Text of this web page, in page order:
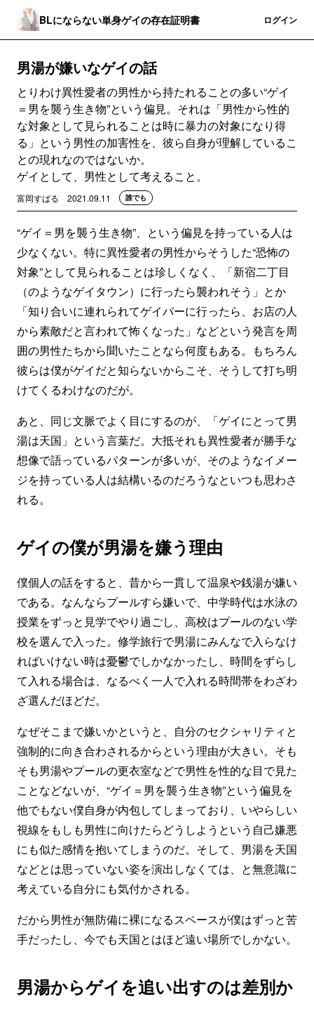
BLにならない単身ゲイの存在証明書 ログイン
男湯が嫌いなゲイの話
とりわけ異性愛者の男性から持たれることの多い“ゲイ
＝男を襲う生き物”という偏見。それは「男性から性的
な対象として見られることは時に暴力の対象になり得
る」という男性の加害性を、彼ら自身が理解しているこ
との現れなのではないか。
ゲイとして、男性として考えること。
富岡すばる 2021.09.11 誰でも
“ゲイ＝男を襲う生き物”、という偏見を持っている人は
少なくない。特に異性愛者の男性からそうした“恐怖の
対象”として見られることは珍しくなく、「新宿二丁目
（のようなゲイタウン）に行ったら襲われそう」とか
「知り合いに連れられてゲイバーに行ったら、お店の人
から素敵だと言われて怖くなった」などという発言を周
囲の男性たちから聞いたことなら何度もある。もちろん
彼らは僕がゲイだと知らないからこそ、そうして打ち明
けてくるわけなのだが。
あと、同じ文脈でよく目にするのが、「ゲイにとって男
湯は天国」という言葉だ。大抵それも異性愛者が勝手な
想像で語っているパターンが多いが、そのようなイメー
ジを持っている人は結構いるのだろうなといつも思わさ
れる。
ゲイの僕が男湯を嫌う理由
僕個人の話をすると、昔から一貫して温泉や銭湯が嫌い
である。なんならプールすら嫌いで、中学時代は水泳の
授業をずっと見学でやり過ごし、高校はプールのない学
校を選んで入った。修学旅行で男湯にみんなで入らなけ
ればいけない時は憂鬱でしかなかったし、時間をずらし
て入れる場合は、なるべく一人で入れる時間帯をわざわ
ざ選んだほどだ。
なぜそこまで嫌いかというと、自分のセクシャリティと
強制的に向き合わされるからという理由が大きい。そも
そも男湯やプールの更衣室などで男性を性的な目で見た
ことなどないが、“ゲイ＝男を襲う生き物”という偏見を
他でもない僕自身が内包してしまっており、いやらしい
視線をもしも男性に向けたらどうしようという自己嫌悪
にも似た感情を抱いてしまうのだ。そして、男湯を天国
などとは思っていない姿を演出しなくては、と無意識に
考えている自分にも気付かされる。
だから男性が無防備に裸になるスペースが僕はずっと苦
手だったし、今でも天国とはほど遠い場所でしかない。
男湯からゲイを追い出すのは差別か